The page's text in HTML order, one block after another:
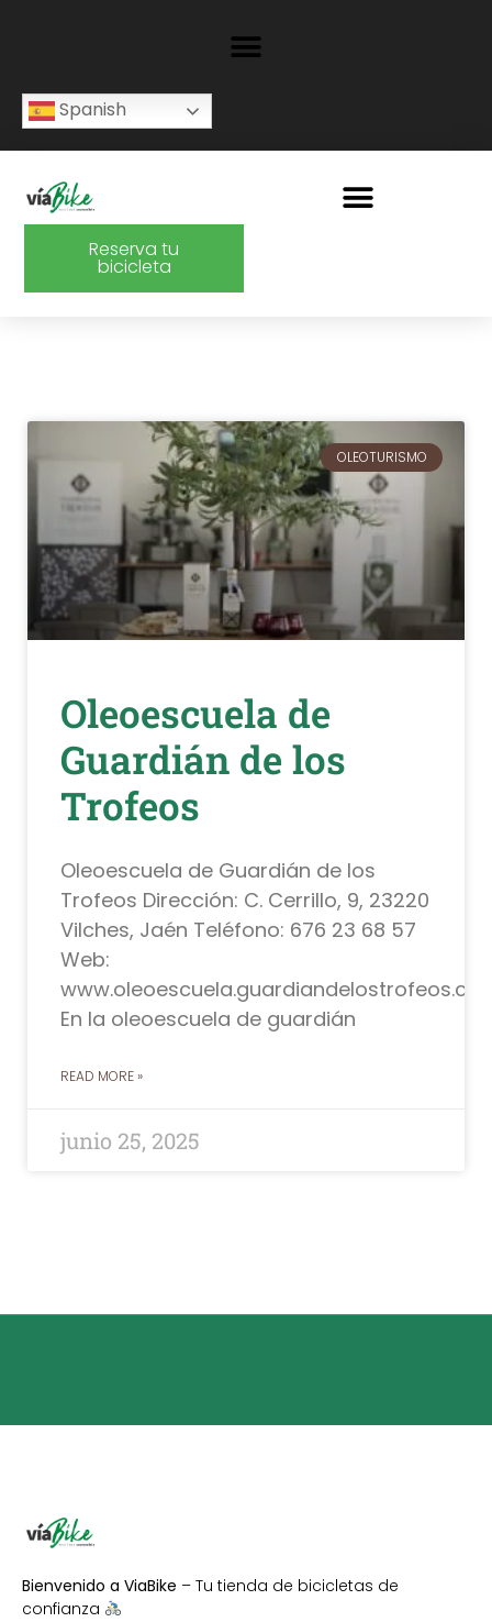
Spanish
Reserva tu
bicicleta
OLEOTURISMO
Oleoescuela de
Guardián de los
Trofeos
Oleoescuela de Guardián de los
Trofeos Dirección: C. Cerrillo, 9, 23220
Vilches, Jaén Teléfono: 676 23 68 57
Web:
En la oleoescuela de guardián
READ MORE »
junio 25, 2025
Bienvenido a ViaBike – Tu tienda de bicicletas de
confianza